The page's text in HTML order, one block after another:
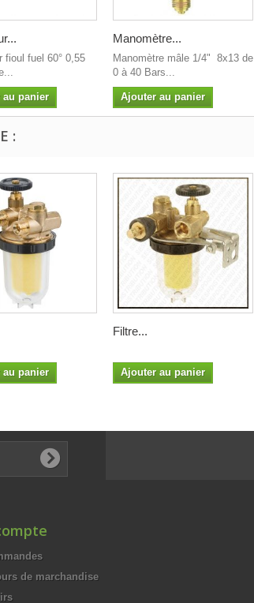
fioul fuel 60° 0,55
au panier
Manomètre...
Manomètre mâle 1/4" 8x13 de
0 à 40 Bars...
Ajouter au panier
:
au panier
Filtre...
Ajouter au panier
de marchandise